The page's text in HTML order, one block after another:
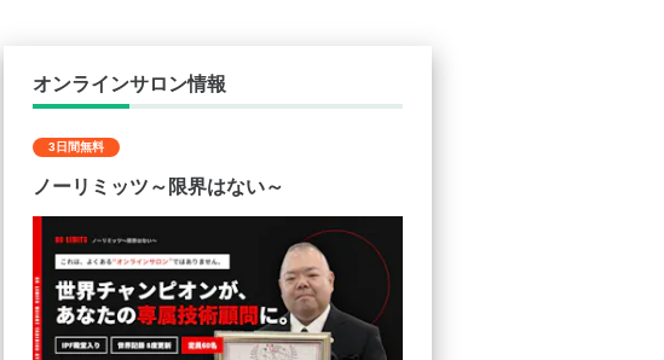
オンラインサロン情報
3日間無料
ノーリミッツ～限界はない～